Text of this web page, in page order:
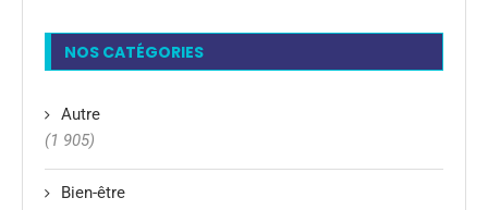
NOS CATÉGORIES
Autre
(1 905)
Bien-être